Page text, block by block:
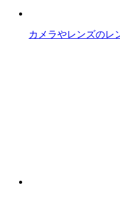
カメラやレンズのレ